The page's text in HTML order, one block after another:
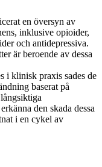
en översyn av
inklusive opioider,
och antidepressiva.
är beroende av dessa
i klinisk praxis sades de
baserat på
den skada dessa
i en cykel av